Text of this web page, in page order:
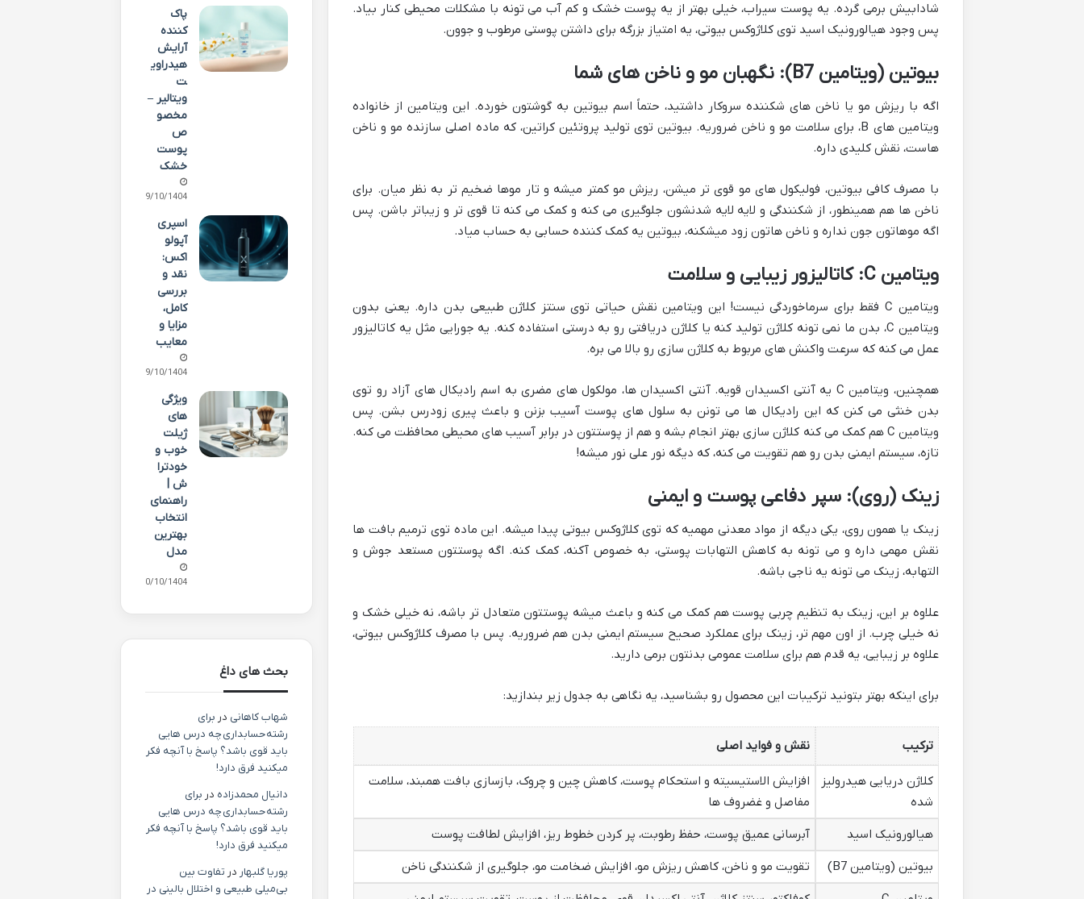
شادابیش برمی گرده. یه پوست سیراب، خیلی بهتر از یه پوست خشک و کم آب می تونه با مشکلات محیطی کنار بیاد.
پس وجود هیالورونیک اسید توی کلاژوکس بیوتی، یه امتیاز بزرگه برای داشتن پوستی مرطوب و جوون.
بیوتین (ویتامین B7): نگهبان مو و ناخن های شما
اگه با ریزش مو یا ناخن های شکننده سروکار داشتید، حتماً اسم بیوتین به گوشتون خورده. این ویتامین از خانواده
ویتامین های B، برای سلامت مو و ناخن ضروریه. بیوتین توی تولید پروتئین کراتین، که ماده اصلی سازنده مو و ناخن
هاست، نقش کلیدی داره.
با مصرف کافی بیوتین، فولیکول های مو قوی تر میشن، ریزش مو کمتر میشه و تار موها ضخیم تر به نظر میان. برای
ناخن ها هم همینطور، از شکنندگی و لایه لایه شدنشون جلوگیری می کنه و کمک می کنه تا قوی تر و زیباتر باشن. پس
اگه موهاتون جون نداره و ناخن هاتون زود میشکنه، بیوتین یه کمک کننده حسابی به حساب میاد.
ویتامین C: کاتالیزور زیبایی و سلامت
ویتامین C فقط برای سرماخوردگی نیست! این ویتامین نقش حیاتی توی سنتز کلاژن طبیعی بدن داره. یعنی بدون
ویتامین C، بدن ما نمی تونه کلاژن تولید کنه یا کلاژن دریافتی رو به درستی استفاده کنه. یه جورایی مثل یه کاتالیزور
عمل می کنه که سرعت واکنش های مربوط به کلاژن سازی رو بالا می بره.
همچنین، ویتامین C یه آنتی اکسیدان قویه. آنتی اکسیدان ها، مولکول های مضری به اسم رادیکال های آزاد رو توی
بدن خنثی می کنن که این رادیکال ها می تونن به سلول های پوست آسیب بزنن و باعث پیری زودرس بشن. پس
ویتامین C هم کمک می کنه کلاژن سازی بهتر انجام بشه و هم از پوستتون در برابر آسیب های محیطی محافظت می کنه.
تازه، سیستم ایمنی بدن رو هم تقویت می کنه، که دیگه نور علی نور میشه!
زینک (روی): سپر دفاعی پوست و ایمنی
زینک یا همون روی، یکی دیگه از مواد معدنی مهمیه که توی کلاژوکس بیوتی پیدا میشه. این ماده توی ترمیم بافت ها
نقش مهمی داره و می تونه به کاهش التهابات پوستی، به خصوص آکنه، کمک کنه. اگه پوستتون مستعد جوش و
التهابه، زینک می تونه یه ناجی باشه.
علاوه بر این، زینک به تنظیم چربی پوست هم کمک می کنه و باعث میشه پوستتون متعادل تر باشه، نه خیلی خشک و
نه خیلی چرب. از اون مهم تر، زینک برای عملکرد صحیح سیستم ایمنی بدن هم ضروریه. پس با مصرف کلاژوکس بیوتی،
علاوه بر زیبایی، یه قدم هم برای سلامت عمومی بدنتون برمی دارید.
برای اینکه بهتر بتونید ترکیبات این محصول رو بشناسید، یه نگاهی به جدول زیر بندازید:
ترکیب نقش و فواید اصلی
کلاژن دریایی هیدرولیز
شده
افزایش الاستیسیته و استحکام پوست، کاهش چین و چروک، بازسازی بافت همبند، سلامت
مفاصل و غضروف ها
هیالورونیک اسید
آبرسانی عمیق پوست، حفظ رطوبت، پر کردن خطوط ریز، افزایش لطافت پوست
بیوتین (ویتامین B7)
تقویت مو و ناخن، کاهش ریزش مو، افزایش ضخامت مو، جلوگیری از شکنندگی ناخن
پاک
کننده
آرایش
هیدراوی
ت
ویتالیر –
مخصو
ص
پوست
خشک
09/10/1404
اسپری
آپولو
اکس:
نقد و
بررسی
کامل،
مزایا و
معایب
09/10/1404
ویژگی
های
ژیلت
خوب و
خودترا
ش |
راهنمای
انتخاب
بهترین
مدل
10/10/1404
بحث های داغ
شهاب کاهانی در برای
رشته حسابداری چه درس هایی
باید قوی باشد؟ پاسخ با آنچه فکر
میکنید فرق دارد!
دانیال محمدزاده در برای
رشته حسابداری چه درس هایی
باید قوی باشد؟ پاسخ با آنچه فکر
میکنید فرق دارد!
پوریا گلبهار در تفاوت بین
بی‌میلی طبیعی و اختلال بالینی در